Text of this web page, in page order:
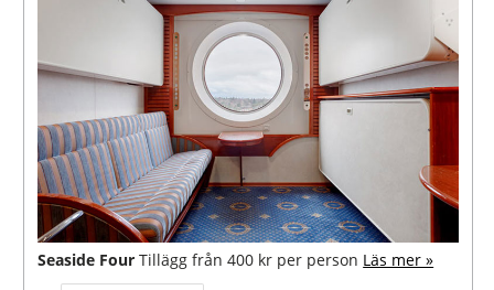
Seaside Four Tillägg från 400 kr per person Läs mer »